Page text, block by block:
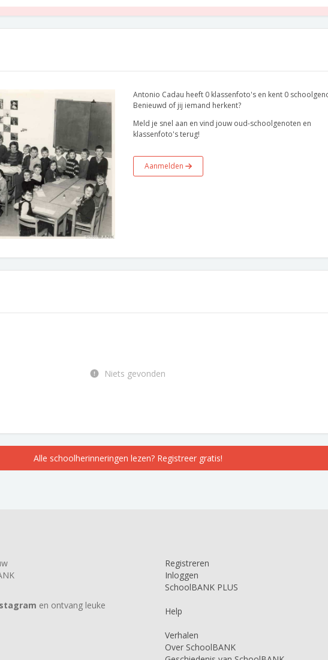
Antonio Cadau heeft 0 klassenfoto's en kent 0
Benieuwd of jij iemand herkent?
Meld je snel aan en vind jouw oud-schoolgenoten en
klassenfoto's terug!
Aanmelden
Niets gevonden
Alle schoolherinneringen lezen? Registreer gratis!
en ontvang leuke
Registreren
Inloggen
SchoolBANK PLUS
Help
Verhalen
Over SchoolBANK